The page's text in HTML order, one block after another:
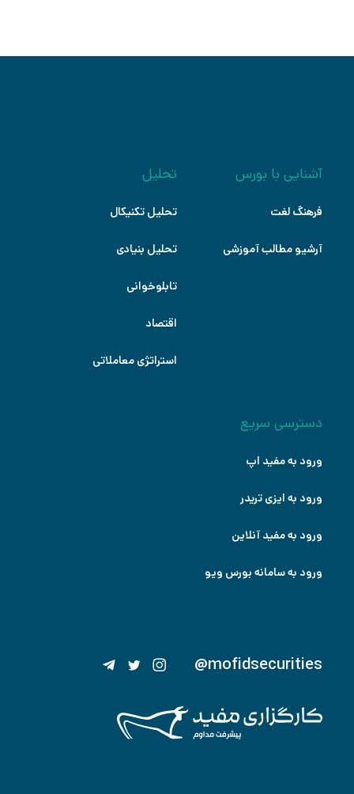
@mofidsecurities
آشنایی با بورس
فرهنگ لغت
آرشیو مطالب آموزشی
تحلیل
تحلیل تکنیکال
تحلیل بنیادی
تابلوخوانی
اقتصاد
استراتژی معاملاتی
دسترسی سریع
ورود به مفید اپ
ورود به ایزی تریدر
ورود به مفید آنلاین
ورود به سامانه بورس ویو